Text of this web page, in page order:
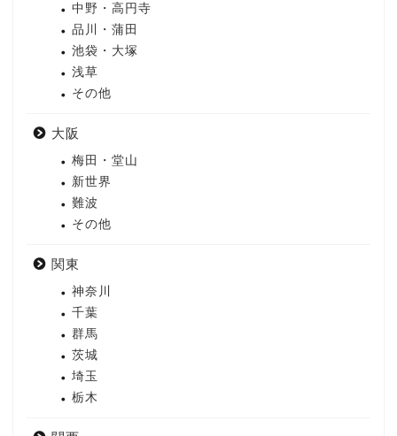
中野・高円寺
品川・蒲田
池袋・大塚
浅草
その他
大阪
梅田・堂山
新世界
難波
その他
関東
神奈川
千葉
群馬
茨城
埼玉
栃木